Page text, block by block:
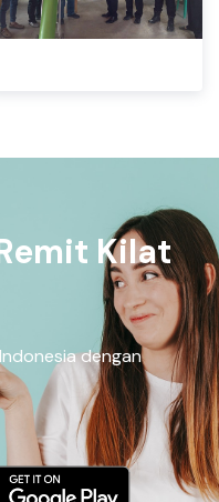
Kilat
dengan